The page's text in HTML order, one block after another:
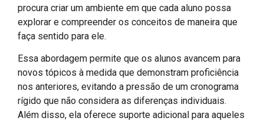
procura criar um ambiente em que cada aluno possa
explorar e compreender os conceitos de maneira que
faça sentido para ele.
Essa abordagem permite que os alunos avancem para
novos tópicos à medida que demonstram proficiência
nos anteriores, evitando a pressão de um cronograma
rígido que não considera as diferenças individuais.
Além disso, ela oferece suporte adicional para aqueles